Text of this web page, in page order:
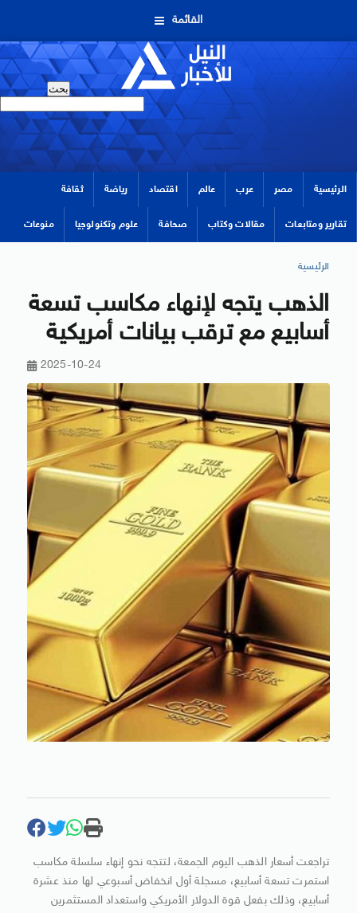
القائمة
الرئيسية مصر عرب عالم اقتصاد رياضة ثقافة
تقارير ومتابعات مقالات وكتاب صحافة علوم وتكنولوجيا منوعات
الرئيسية
الذهب يتجه لإنهاء مكاسب تسعة
أسابيع مع ترقب بيانات أمريكية
2025-10-24
تراجعت أسعار الذهب اليوم الجمعة، لتتجه نحو إنهاء سلسلة مكاسب
استمرت تسعة أسابيع، مسجلة أول انخفاض أسبوعي لها منذ عشرة
أسابيع، وذلك بفعل قوة الدولار الأمريكي واستعداد المستثمرين